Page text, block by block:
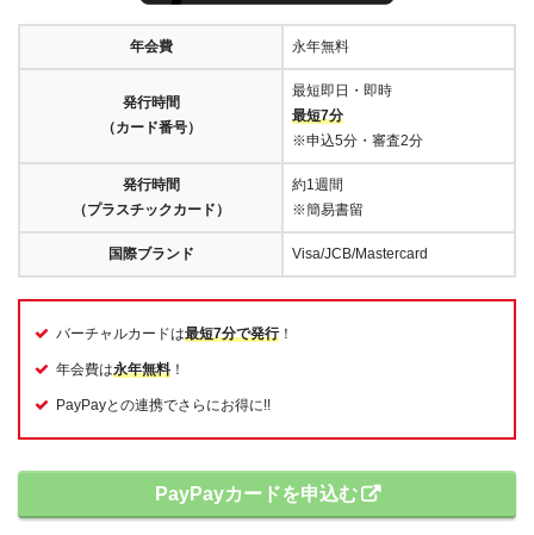
年会費 永年無料
発行時間
（カード番号）
最短即日・即時
最短7分
※申込5分・審査2分
発行時間
（プラスチックカード）
約1週間
※簡易書留
国際ブランド Visa/JCB/Mastercard
バーチャルカードは最短7分で発行！
年会費は永年無料 ！
PayPayとの連携でさらにお得に!!
PayPayカードを申込む